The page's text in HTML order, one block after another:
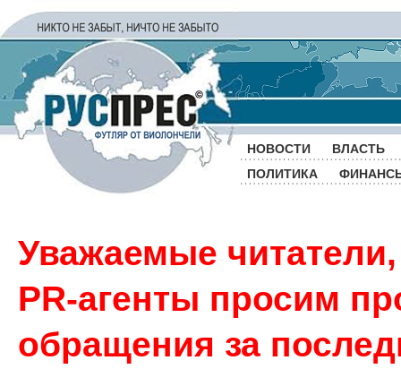
НОВОСТИ
ВЛАСТЬ
ПОЛИТИКА
Уважаемые
PR-агенты просим
обращения за